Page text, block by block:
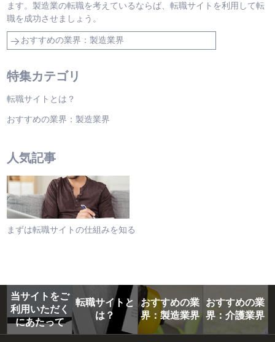
ます。製造業の転職を考えているならば、転職サイトを利用して転
職を成功させましょう。
おすすめの業界：製造業界
特集カテゴリ
転職サイトとは？
おすすめの業界：製造業界
人気記事
まずは転職サイトの仕組みを知る
当サイトをご
利用いただく
にあたって
転職サイトと
は？
おすすめの業
界：製造業界
おすすめの業
界：介護業界